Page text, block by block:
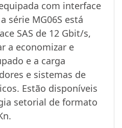
com interface
série MG06S está
SAS de 12 Gbit/s,
a economizar e
e a carga
e sistemas de
Estão disponíveis
setorial de formato